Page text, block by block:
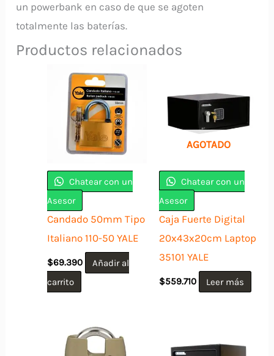
un powerbank en caso de que se agoten
totalmente las baterías.
Productos relacionados
Chatear con un
Asesor
Candado 50mm Tipo
Italiano 110-50 YALE
$69.390
Añadir al
carrito
AGOTADO
Chatear con un
Asesor
Caja Fuerte Digital
20x43x20cm Laptop
35101 YALE
$559.710 Leer más